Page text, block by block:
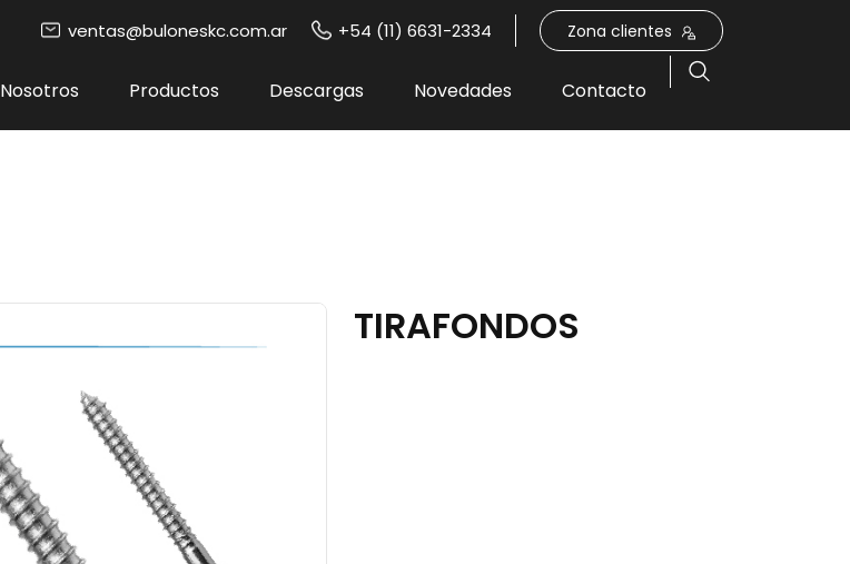
ventas@buloneskc.com.ar +54 (11) 6631-2334 Zona clientes
Nosotros Productos Descargas Novedades Contacto
TIRAFONDOS